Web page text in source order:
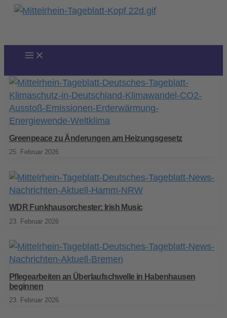
Zum
Greenpeace zu Änderungen am Heizungsgesetz
25. Februar 2026
WDR Funkhausorchester: Irish Music
23. Februar 2026
Pflegearbeiten an Überlaufschwelle in Habenhausen
beginnen
23. Februar 2026